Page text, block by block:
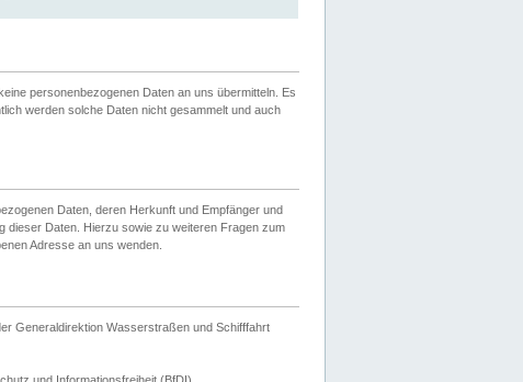
personenbezogenen Daten an uns übermitteln. Es
werden solche Daten nicht gesammelt und auch
Daten, deren Herkunft und Empfänger und
dieser Daten. Hierzu sowie zu weiteren Fragen zum
Adresse an uns wenden.
Generaldirektion Wasserstraßen und Schifffahrt